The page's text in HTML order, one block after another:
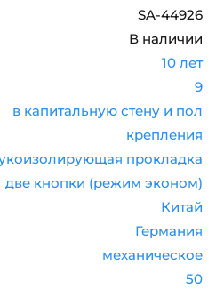
SA-44926
В наличии
10 лет
9
в капитальную стену и пол
крепления
прокладка
две кнопки (режим эконом)
Китай
Германия
механическое
50